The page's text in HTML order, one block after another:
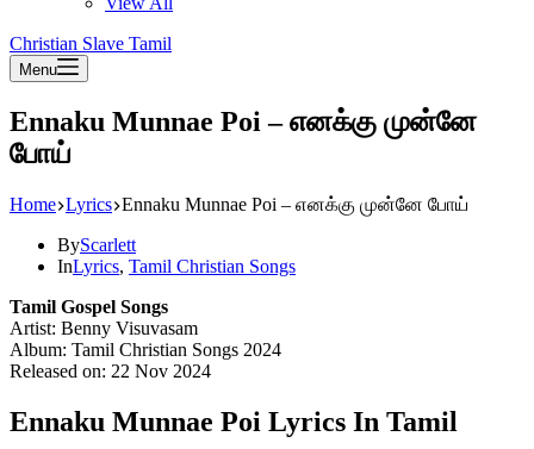
Christian Slave Tamil
Menu
Ennaku Munnae Poi – எனக்கு முன்னே
போய்
Home Lyrics Ennaku Munnae Poi – எனக்கு முன்னே போய்
ByScarlett
InLyrics, Tamil Christian Songs
Tamil Gospel Songs
Artist: Benny Visuvasam
Album: Tamil Christian Songs 2024
Released on: 22 Nov 2024
Ennaku Munnae Poi Lyrics In Tamil